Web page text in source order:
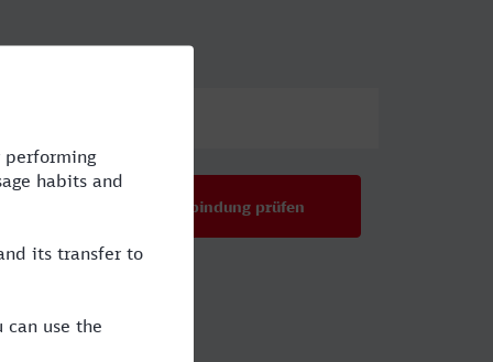
Verbindung prüfen